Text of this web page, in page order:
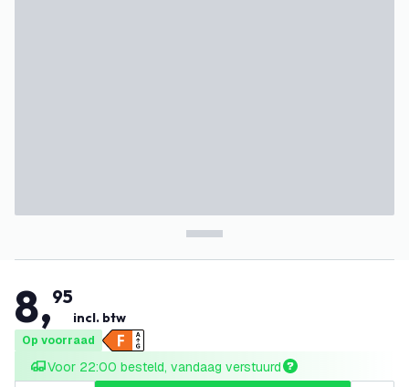
8,95
incl. btw
Op voorraad
Voor 22:00 besteld, vandaag verstuurd